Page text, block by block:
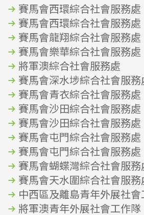
賽馬會西環綜合社會服務處
賽馬會西環綜合社會服務處
賽馬會龍翔綜合社會服務處
賽馬會樂華綜合社會服務處
將軍澳綜合社會服務處
賽馬會深水埗綜合社會服務
賽馬會青衣綜合社會服務處
賽馬會沙田綜合社會服務處
賽馬會沙田綜合社會服務處
賽馬會屯門綜合社會服務處
賽馬會屯門綜合社會服務處
賽馬會蝴蝶灣綜合社會服務
賽馬會天水圍綜合社會服務
中西區及離島青年外展社
將軍澳青年外展社會工作隊